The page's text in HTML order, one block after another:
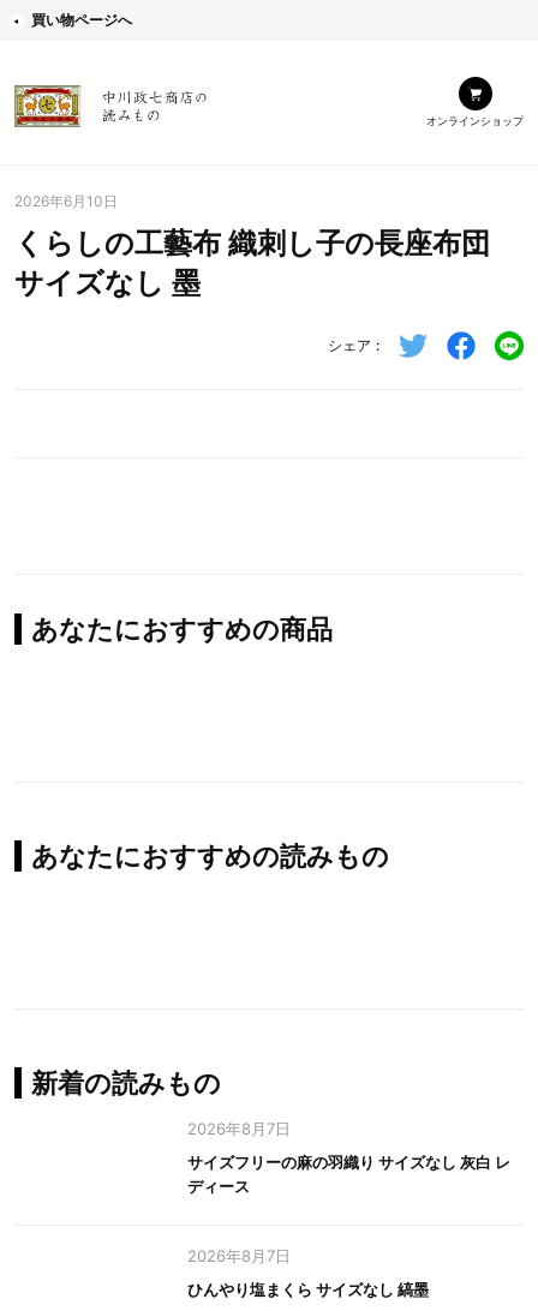
買い物ページへ
オンラインショップ
2026年6月10日
くらしの工藝布 織刺し子の長座布団
サイズなし 墨
シェア
あなたにおすすめの商品
あなたにおすすめの読みもの
新着の読みもの
2026年8月7日
サイズフリーの麻の羽織り サイズなし 灰白 レ
ディース
2026年8月7日
ひんやり塩まくら サイズなし 縞墨